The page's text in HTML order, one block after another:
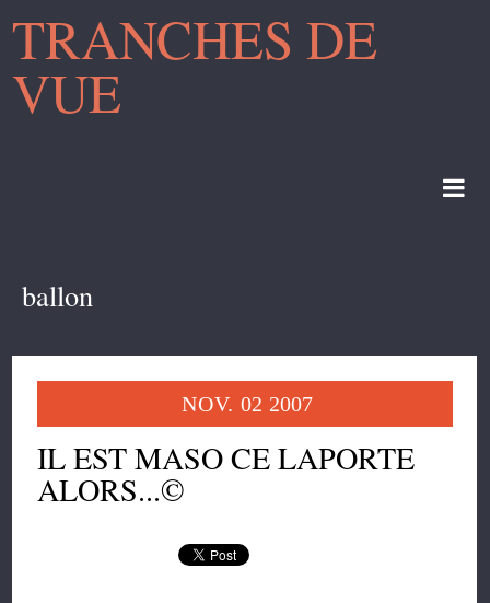
TRANCHES DE
VUE
ballon
NOV. 02 2007
IL EST MASO CE LAPORTE
ALORS...©